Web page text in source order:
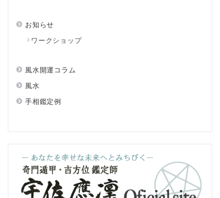
お知らせ
ワークショップ
風水開運コラム
風水
手相鑑定例